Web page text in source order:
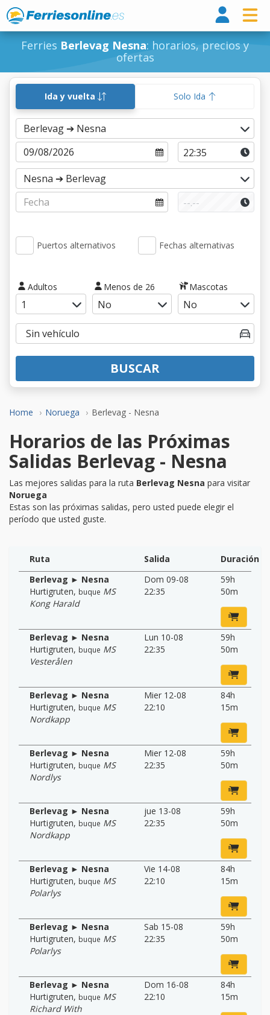
Ferries Berlevag Nesna: horarios, precios y
ofertas
Home Noruega Berlevag - Nesna
Ida y vuelta Solo Ida
Puertos alternativos Fechas alternativas
Adultos Menos de 26 Mascotas
BUSCAR
Horarios de las Próximas
Salidas Berlevag - Nesna
Las mejores salidas para la ruta Berlevag Nesna para visitar
Noruega
Estas son las próximas salidas, pero usted puede elegir el
período que usted guste.
Ruta Salida
Duración
Berlevag ► Nesna
Hurtigruten, buque MS
Kong Harald
Dom 09-08
22:35
59h
50m
Berlevag ► Nesna
Hurtigruten, buque MS
Vesterålen
Lun 10-08
22:35
59h
50m
Berlevag ► Nesna
Hurtigruten, buque MS
Nordkapp
Mier 12-08
22:10
84h
15m
Berlevag ► Nesna
Hurtigruten, buque MS
Nordlys
Mier 12-08
22:35
59h
50m
Berlevag ► Nesna
Hurtigruten, buque MS
Nordkapp
jue 13-08
22:35
59h
50m
Berlevag ► Nesna
Hurtigruten, buque MS
Polarlys
Vie 14-08
22:10
84h
15m
Berlevag ► Nesna
Hurtigruten, buque MS
Polarlys
Sab 15-08
22:35
59h
50m
Berlevag ► Nesna
Hurtigruten, buque MS
Richard With
Dom 16-08
22:10
84h
15m